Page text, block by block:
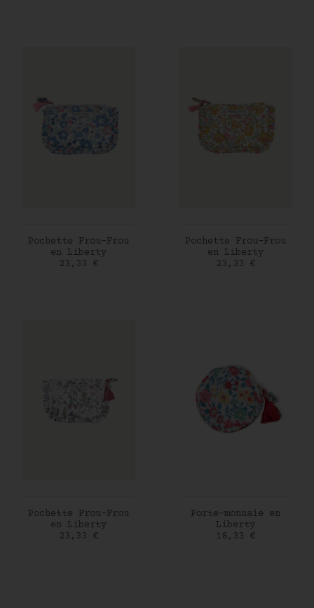
AJOUTER AU PANIER
Pochette Frou-Frou
en Liberty
Prix
23,33 €
AJOUTER AU PANIER
Pochette Frou-Frou
en Liberty
Prix
23,33 €
AJOUTER AU PANIER
Pochette Frou-Frou
en Liberty
Prix
23,33 €
AJOUTER AU PANIER
Porte-monnaie en
Liberty
Prix
18,33 €